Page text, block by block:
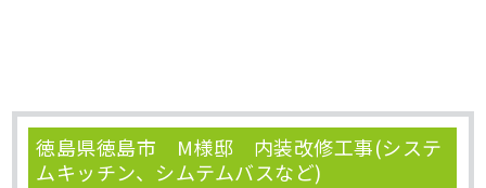
徳島県徳島市 M様邸 内装改修工事(システ
ムキッチン、シムテムバスなど)